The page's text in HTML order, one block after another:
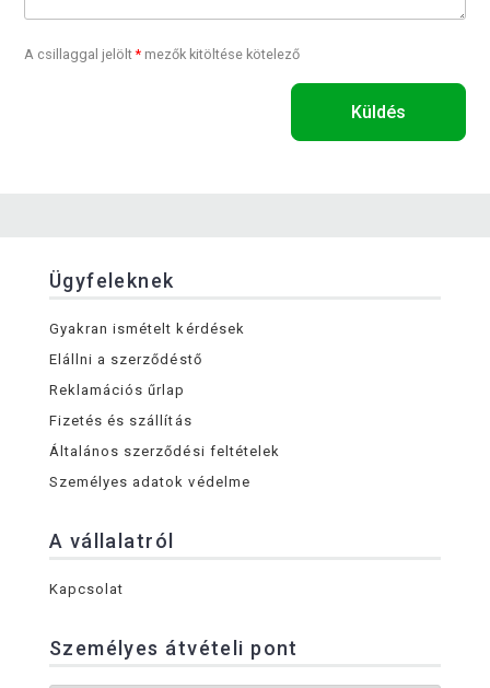
A csillaggal jelölt* mezők kitöltése kötelező
Küldés
Ügyfeleknek
Gyakran ismételt kérdések
Elállni a szerződéstő
Reklamációs űrlap
Fizetés és szállítás
Általános szerződési feltételek
Személyes adatok védelme
A vállalatról
Kapcsolat
Személyes átvételi pont